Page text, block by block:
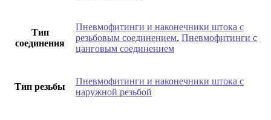
Тип
соединения
Пневмофитинги и наконечники штока с
резьбовым соединением, Пневмофитинги с
цанговым соединением
Тип резьбы
Пневмофитинги и наконечники штока с
наружной резьбой